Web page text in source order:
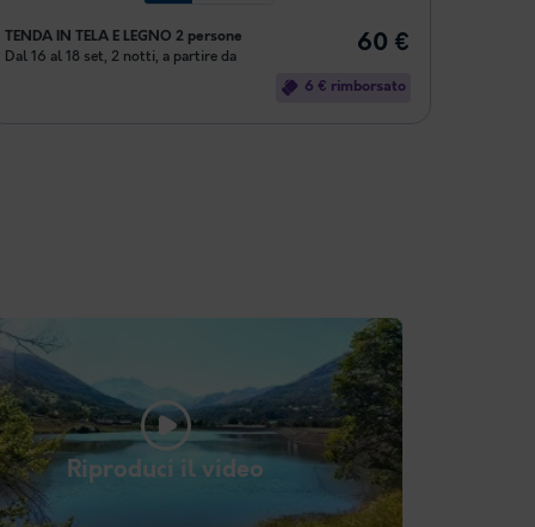
TENDA IN TELA E LEGNO 2 persone
Dal 16 al 18 set, 2 notti, a partire da
60 €
6 € rimborsato
Riproduci il video